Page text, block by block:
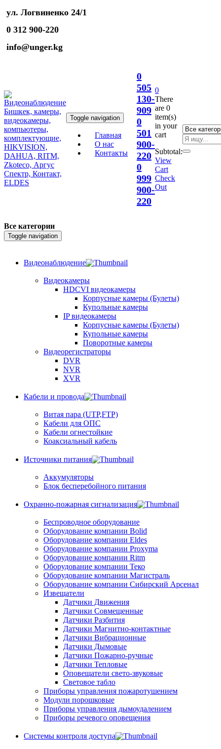
ул. Логвиненко 24/1
0 312 900-220
info@unger.kg
Toggle navigation
Главная
О нас
Контакты
0
505
130-
909
0
501
900-
220
0
999
900-
220
0
There
are 0
item(s)
in your
cart
Subtotal:
View
Cart
Check
Out
Все категории
Toggle navigation
Видеонаблюдение
Видеокамеры
HDCVI видеокамеры
Корпусные камеры (Булеты)
Купольные камеры
IP видеокамеры
Корпусные камеры (Булеты)
Купольные камеры
Поворотные камеры
Видеорегистраторы
DVR
NVR
XVR
Кабели и провода
Витая пара (UTP,FTP)
Кабели для ОПС
Кабели огнестойкие
Коаксиальный кабель
Источники питания
Аккумуляторы
Блок бесперебойного питания
Охранно-пожарная сигнализация
Беспроводное оборудование
Оборудование компании Bolid
Оборудование компании Eldes
Оборудование компании Proxyma
Оборудование компании Ritm
Оборудование компании Теко
Оборудование компании Магистраль
Оборудование компании Сибирский Арсенал
Извещатели
Датчики Движения
Датчики Совмещенные
Датчики Разбития
Датчики Магнитно-контактные
Датчики Вибрационные
Датчики Дымовые
Датчики Пожарно-ручные
Датчики Тепловые
Оповещатели свето-звуковые
Световое табло
Приборы управления пожаротушением
Модули порошковые
Приборы управления дымоудалением
Приборы речевого оповещения
Системы контроля доступа